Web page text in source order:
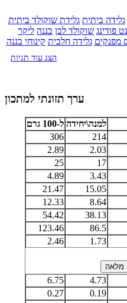
גלידה ביתית גלידת שוקולד ביתית
פודינג שוקולד לבן בננה ליקר
מפנקים גלידה חלבית קינוחי בננה
הצג עוד תגיות
ערך תזונתי למתכון
למנה\יחידה ל-100 גרם
214
306
2.03
2.89
17
25
3.43
4.89
15.05
21.47
8.64
12.33
38.13
54.42
86.5
123.46
1.73
2.46
4.73
6.75
0.19
0.27